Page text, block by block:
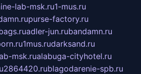
lab-msk.ru1-mus.ru
purse-factory.ru
adler-jun.rubandamn.ru
1mus.rudarksand.ru
msk.rualabuga-cityhotel.ru
2864420.rublagodarenie-spb.ru